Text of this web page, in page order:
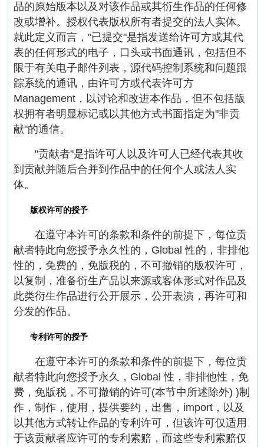
品的原始版本以及对该作品或其衍生作品的任何修
改或增补。授权代表版权所有者提交的法人实体。
就此定义而言，"已提交"是指发送给许可方或其代
表的任何形式的电子，口头或书面通讯，包括但不
限于有关电子邮件列表，源代码控制系统和问题跟
踪系统的通讯，由许可方或代表许可方
Management，以讨论和改进本作品，但不包括版
权拥有者明显标记或以其他方式书面指定为"非贡
献"的通信。
"贡献者"是指许可人以及许可人已经代表其收
到贡献并随后合并到作品中的任何个人或法人实
体。
版权许可的授予
在遵守本许可的条款和条件的前提下，每位贡
献者特此向您授予永久性的，Global 性的，非排他
性的，免费的，免版税的，不可撤销的版权许可，
以复制，准备衍生产品以来源或客体形式对作品及
此类衍生作品进行公开展示，公开表演，再许可和
分发的作品。
专利许可的授予
在遵守本许可的条款和条件的前提下，每位贡
献者特此向您授予永久，Global 性，非排他性，免
费，免版税，不可撤销的许可(本节中所述除外) )制
作，制作，使用，提供要约，出售，import，以及
以其他方式转让作品的专利许可，但该许可仅适用
于该贡献者应许可的专利索赔，而这些专利索赔仅